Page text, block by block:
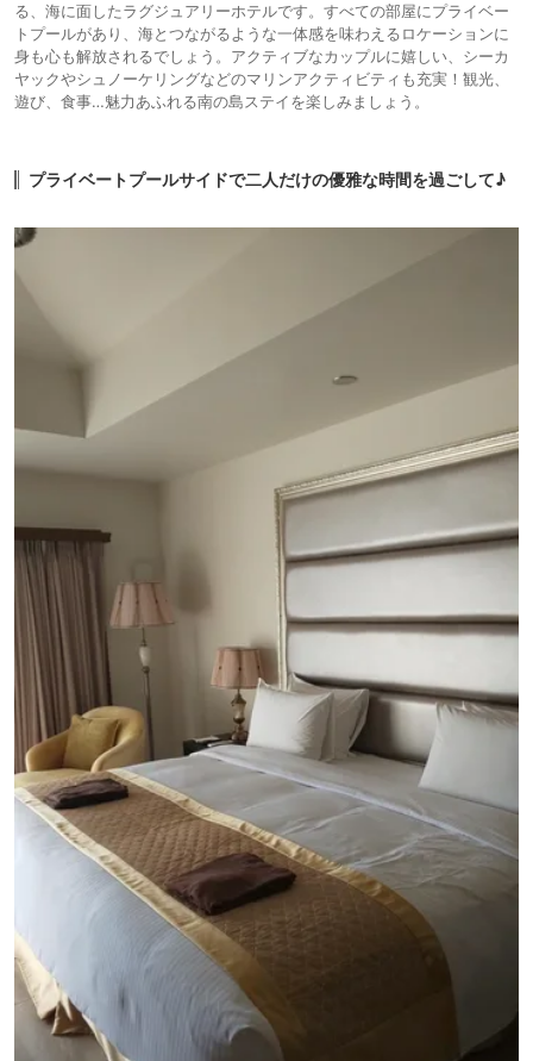
る、海に面したラグジュアリーホテルです。すべての部屋にプライベー
トプールがあり、海とつながるような一体感を味わえるロケーションに
身も心も解放されるでしょう。アクティブなカップルに嬉しい、シーカ
ヤックやシュノーケリングなどのマリンアクティビティも充実！観光、
遊び、食事…魅力あふれる南の島ステイを楽しみましょう。
プライベートプールサイドで二人だけの優雅な時間を過ごして♪